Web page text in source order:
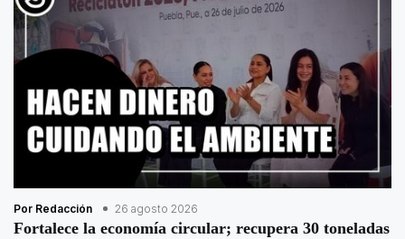
Por Redacción 26 agosto 2026
Fortalece la economía circular; recupera 30 toneladas